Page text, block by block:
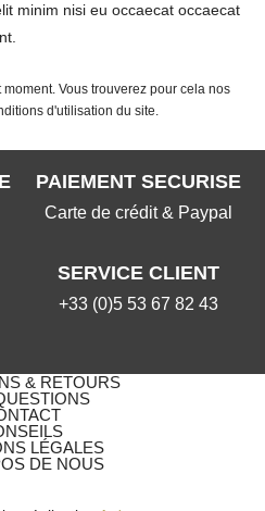
minim nisi eu occaecat occaecat
Vous trouverez pour cela nos
d'utilisation du site.
PAIEMENT SECURISE
Carte de crédit & Paypal
SERVICE CLIENT
+33 (0)5 53 67 82 43
& RETOURS
LÉGALES
DE NOUS